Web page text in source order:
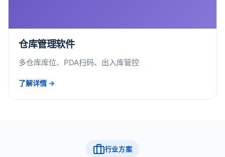
仓库管理软件
多仓库库位、PDA扫码、出入库管控
了解详情 →
行业方案